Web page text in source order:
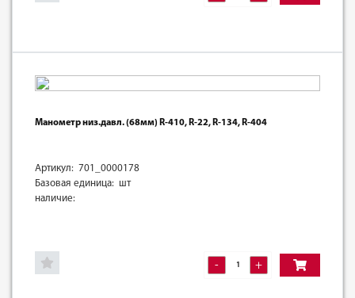
Манометр низ.давл. (68мм) R-410, R-22, R-134, R-404
Артикул: 701_0000178
Базовая единица: шт
наличие:
- +